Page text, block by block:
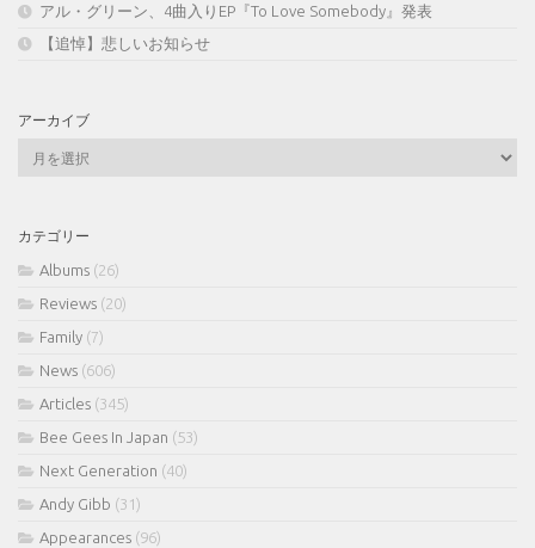
アル・グリーン、4曲入りEP『To Love Somebody』発表
【追悼】悲しいお知らせ
アーカイブ
ブ
カテゴリー
Albums (26)
Reviews (20)
Family (7)
News (606)
Articles (345)
Bee Gees In Japan (53)
Next Generation (40)
Andy Gibb (31)
Appearances (96)